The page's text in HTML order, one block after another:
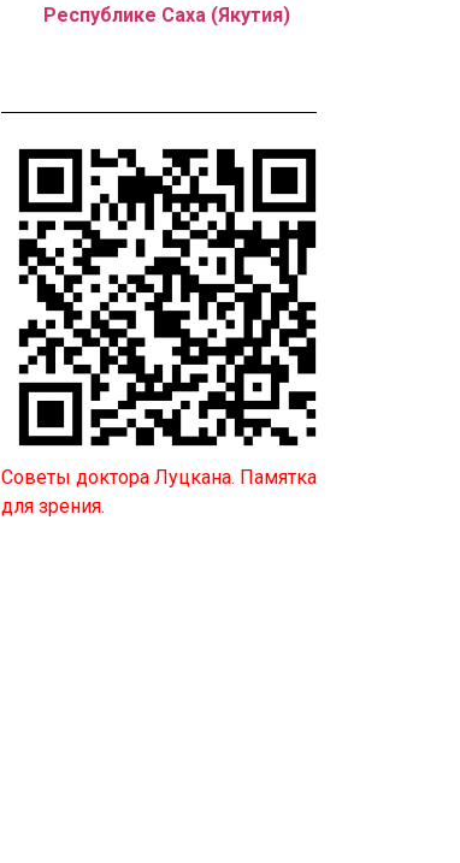
Республике Саха (Якутия)
Советы доктора Луцкана. Памятка
для зрения.